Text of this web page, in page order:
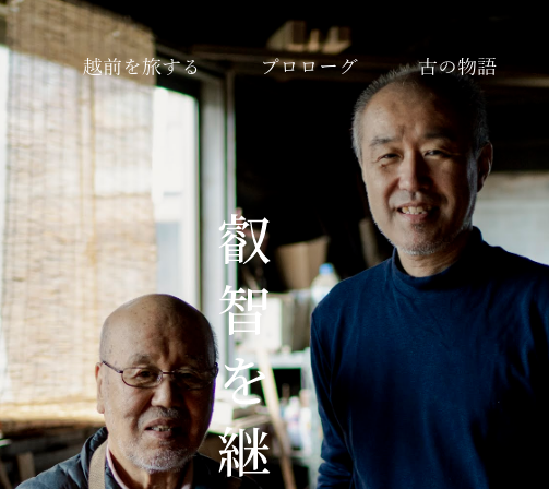
越前を旅する プロローグ 古の物語